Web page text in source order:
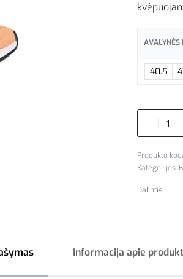
AVALYNĖS
40.5
Kategorijos:
Dalintis
Informacija apie